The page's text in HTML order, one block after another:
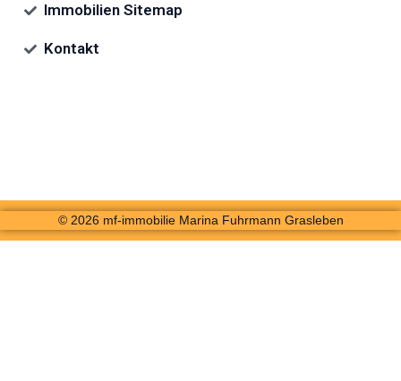
Immobilien Sitemap
Kontakt
© 2026 mf-immobilie Marina Fuhrmann Grasleben